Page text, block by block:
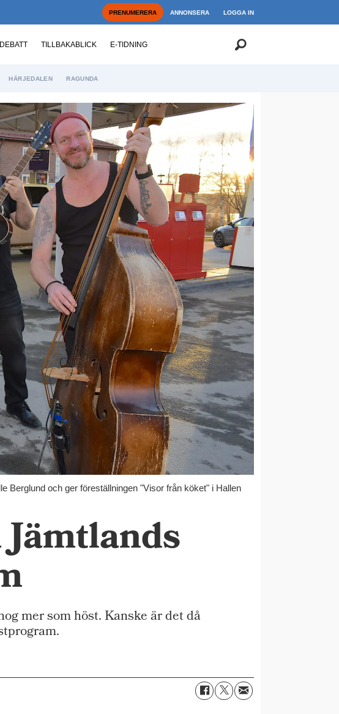
PRENUMERERA ANNONSERA LOGGA IN
DEBATT TILLBAKABLICK E-TIDNING
HÄRJEDALEN RAGUNDA
Berglund och ger föreställningen "Visor från köket" i Hallen
mer som höst. Kanske är det då